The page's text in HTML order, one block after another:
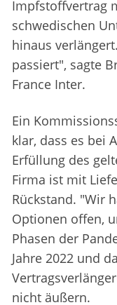
Impfstoffvertrag
schwedischen
hinaus
passiert", sagte
France Inter.
Ein
klar, dass es bei
Erfüllung des
Firma ist mit
Rückstand. "Wir
Optionen offen,
Phasen der
Jahre 2022 und
nicht äußern.